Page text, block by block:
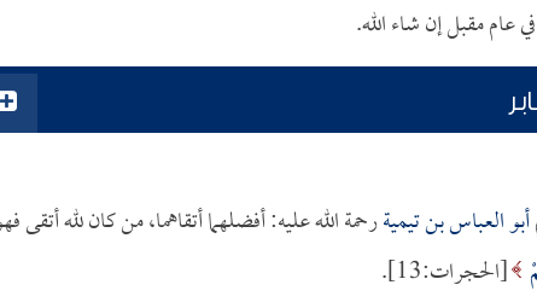
عام مقبل إن شاء الله.
أبو العباس بن تيميةرحمة الله عليه: أفضلهما أتقاهما، من كان لله أتقى
[الحجرات:13].